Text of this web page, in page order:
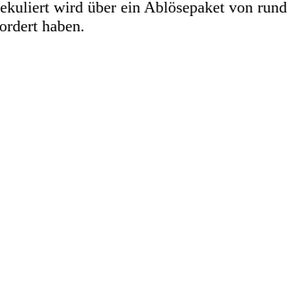
wird über ein Ablösepaket von rund
haben.